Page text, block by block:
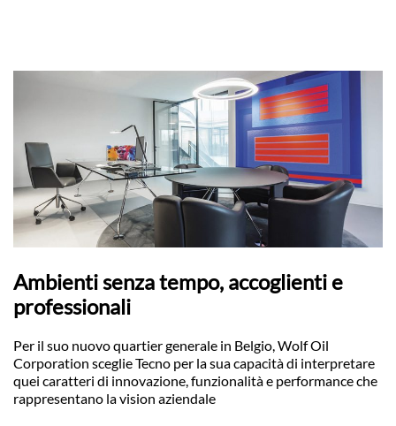
Ambienti senza tempo, accoglienti e
professionali
Per il suo nuovo quartier generale in Belgio, Wolf Oil
Corporation sceglie Tecno per la sua capacità di interpretare
quei caratteri di innovazione, funzionalità e performance che
rappresentano la vision aziendale